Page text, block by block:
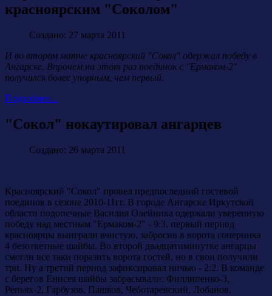
красноярским "Соколом"
Создано: 27 марта 2011
И во втором матче красноярский "Сокол" одержал победу в
Ангарске. Впрочем на этот раз поединок с "Ермаком-2"
получился более упорным, чем первый.
Подробнее...
"Сокол" нокаутировал ангарцев
Создано: 26 марта 2011
Красноярский "Сокол" провел предпоследний гостевой
поединок в сезоне 2010-11гг. В городе Ангарске Иркутской
области подопечные Василия Олейника одержали уверенную
победу над местным "Ермаком-2" - 9:3. первый период
красноярцы выиграли вчистую, забросив в ворота соперника
4 безответные шайбы. Во второй двадцатиминутке ангарцы
смогли все таки поразить ворота гостей, но в свои получили
три. Ну а третий период зафиксировал ничью - 2:2. В команде
с берегов Енисея шайбы забрасывали: Филлипенко-3,
Репьях-2, Гарбузов, Пашков, Чеботаревский, Лобанов.